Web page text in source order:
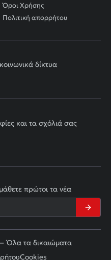
Όροι Χρήσης
Πολιτική απορρήτου
δίκτυα
και τα σχόλιά σας
πρώτοι τα νέα
Όλα τα δικαιώματα
Cookies